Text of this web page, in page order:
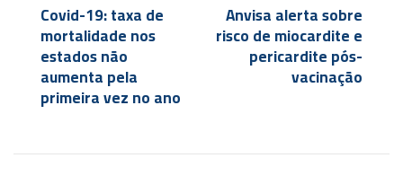
Covid-19: taxa de
mortalidade nos
estados não
aumenta pela
primeira vez no ano
Anvisa alerta sobre
risco de miocardite e
pericardite pós-
vacinação